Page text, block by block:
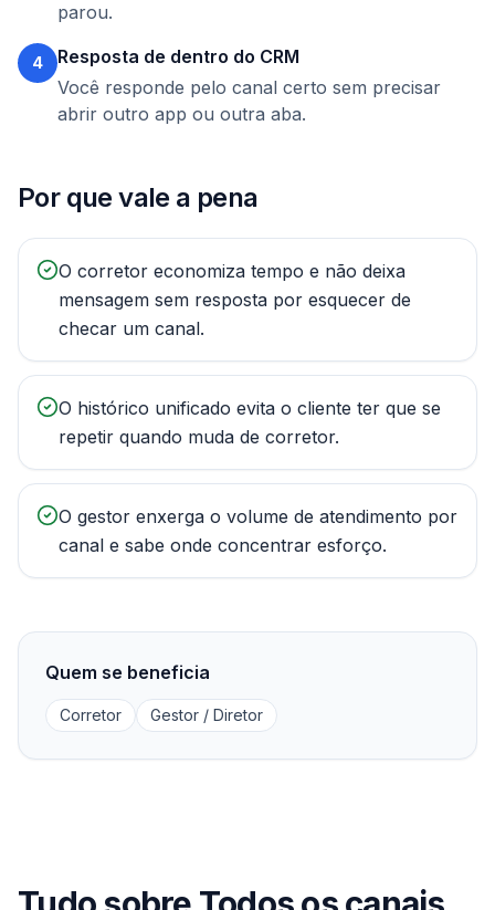
parou.
4
Resposta de dentro do CRM
Você responde pelo canal certo sem precisar
abrir outro app ou outra aba.
Por que vale a pena
O corretor economiza tempo e não deixa
mensagem sem resposta por esquecer de
checar um canal.
O histórico unificado evita o cliente ter que se
repetir quando muda de corretor.
O gestor enxerga o volume de atendimento por
canal e sabe onde concentrar esforço.
Quem se beneficia
Corretor Gestor / Diretor